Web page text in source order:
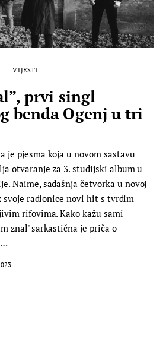
VIJESTI
prvi singl
benda Ogenj u tri
je pjesma koja u novom sastavu
otvaranje za 3. studijski album u
Naime, sadašnja četvorka u novoj
radionice novi hit s tvrdim
rifovima. Kako kažu sami
znal' sarkastična je priča o